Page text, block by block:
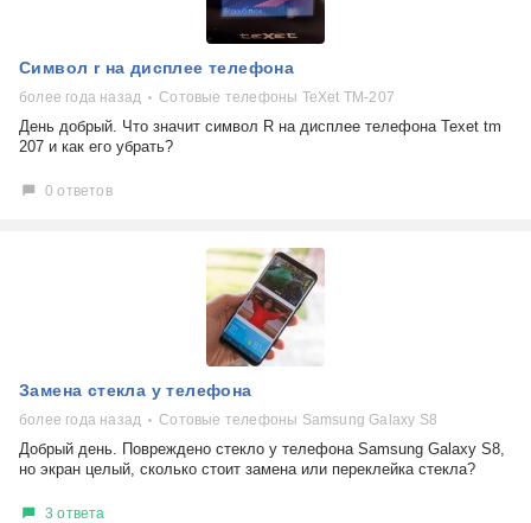
Символ r на дисплее телефона
более года назад Сотовые телефоны TeXet TM-207
День добрый. Что значит символ R на дисплее телефона Texet tm
207 и как его убрать?
0 ответов
Замена стекла у телефона
более года назад Сотовые телефоны Samsung Galaxy S8
Добрый день. Повреждено стекло у телефона Samsung Galaxy S8,
но экран целый, сколько стоит замена или переклейка стекла?
3 ответа